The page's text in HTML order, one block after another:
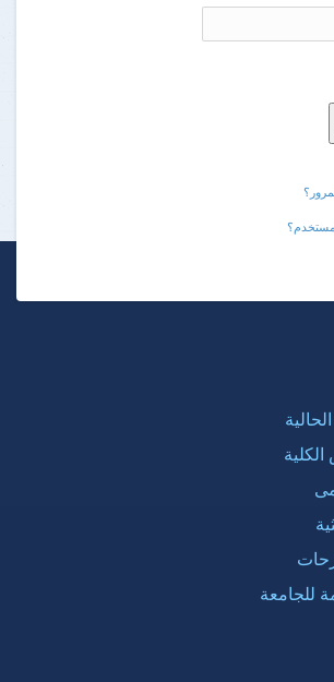
للجامعة